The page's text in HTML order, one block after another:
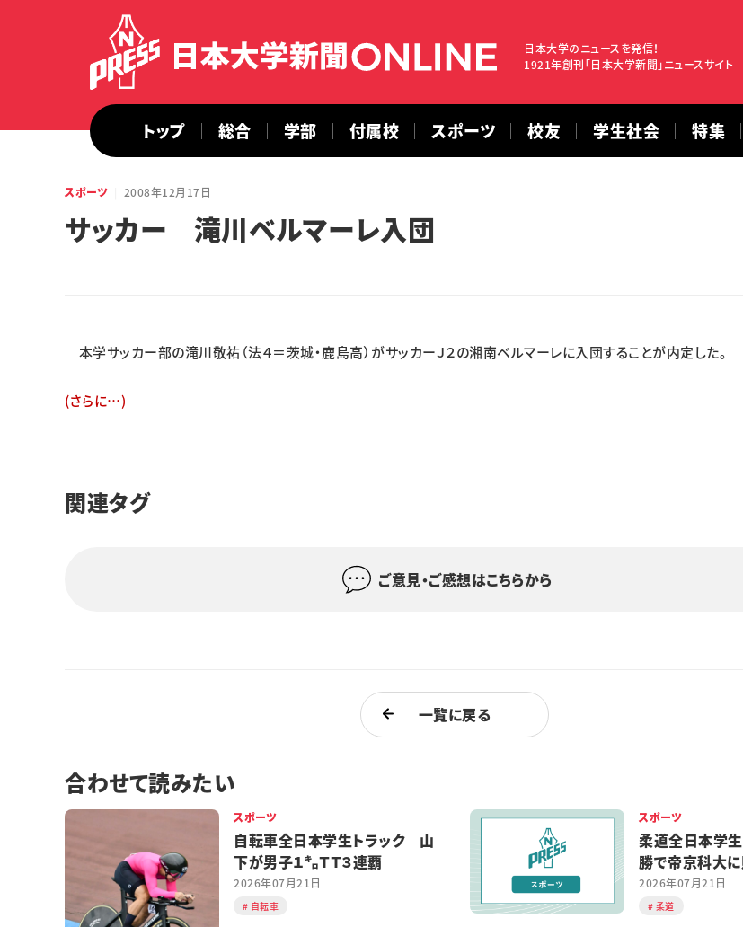
日本大学のニュースを発信！
1921年創刊「日本大学新聞」ニュースサイト
トップ 総合 学部 付属校 スポーツ 校友 学生社会 特集
スポーツ 2008年12月17日
サッカー 滝川ベルマーレ入団
本学サッカー部の滝川敬祐（法４＝茨城・鹿島高）がサッカーＪ２の湘南ベルマーレに入団することが内定した。
(さらに…)
関連タグ
ご意見・ご感想はこちらから
一覧に戻る
合わせて読みたい
スポーツ
自転車全日本学生トラック 山
下が男子１㌔ＴＴ３連覇
2026年07月21日
自転車
スポーツ
柔道全日本学
勝で帝京科大
2026年07月21日
柔道